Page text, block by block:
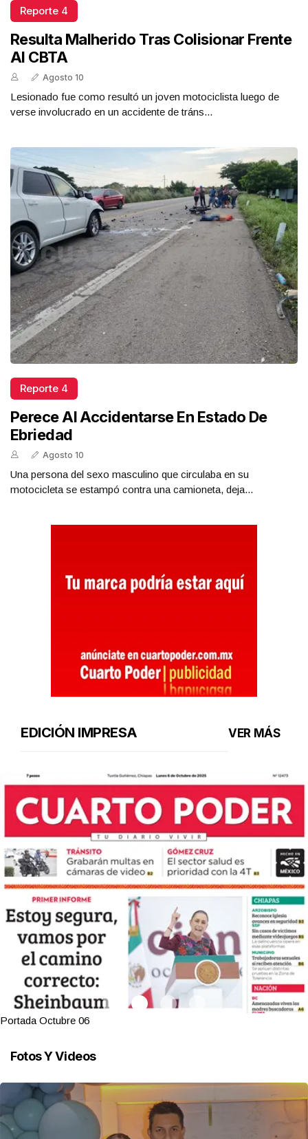
Reporte 4
Resulta Malherido Tras Colisionar Frente
Al CBTA
Agosto 10
Lesionado fue como resultó un joven motociclista luego de
verse involucrado en un accidente de tráns...
Reporte 4
Perece Al Accidentarse En Estado De
Ebriedad
Agosto 10
Una persona del sexo masculino que circulaba en su
motocicleta se estampó contra una camioneta, deja...
EDICIÓN IMPRESA VER MÁS
Portada Octubre 06
Fotos Y Videos